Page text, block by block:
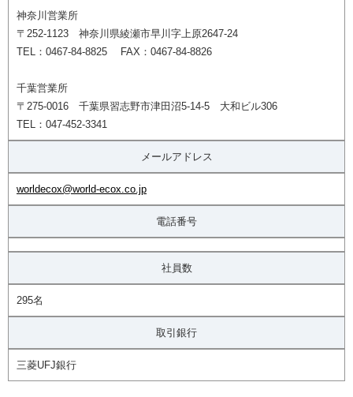
神奈川営業所
〒252-1123 神奈川県綾瀬市早川字上原2647-24
TEL：0467-84-8825 FAX：0467-84-8826
千葉営業所
〒275-0016 千葉県習志野市津田沼5-14-5 大和ビル306
TEL：047-452-3341
メールアドレス
worldecox@world-ecox.co.jp
電話番号
社員数
295名
取引銀行
三菱UFJ銀行